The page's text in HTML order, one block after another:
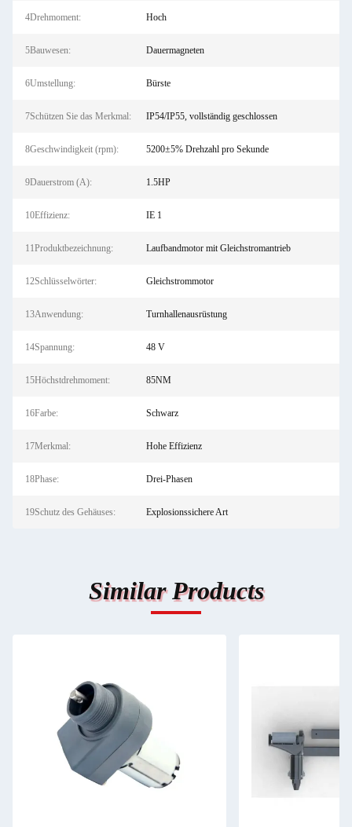
4Drehmoment: Hoch
5Bauwesen: Dauermagneten
6Umstellung: Bürste
7Schützen Sie das Merkmal: IP54/IP55, vollständig geschlossen
8Geschwindigkeit (rpm): 5200±5% Drehzahl pro Sekunde
9Dauerstrom (A): 1.5HP
10Effizienz: IE 1
11Produktbezeichnung: Laufbandmotor mit Gleichstromantrieb
12Schlüsselwörter: Gleichstrommotor
13Anwendung: Turnhallenausrüstung
14Spannung: 48 V
15Höchstdrehmoment: 85NM
16Farbe: Schwarz
17Merkmal: Hohe Effizienz
18Phase: Drei-Phasen
19Schutz des Gehäuses: Explosionssichere Art
Similar Products